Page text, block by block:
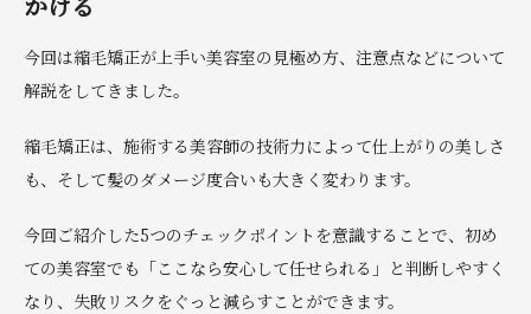
今回は縮毛矯正が上手い美容室の見極め方、注意点などについて
解説をしてきました。
縮毛矯正は、施術する美容師の技術力によって仕上がりの美しさ
も、そして髪のダメージ度合いも大きく変わります。
今回ご紹介した5つのチェックポイントを意識することで、初め
ての美容室でも「ここなら安心して任せられる」と判断しやすく
なり、失敗リスクをぐっと減らすことができます。